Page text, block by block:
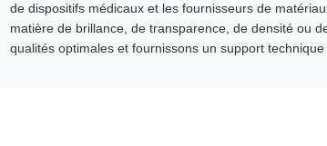
de dispositifs médicaux et les fournisseurs de
matière de brillance, de transparence, de densité ou
qualités optimales et fournissons un support technique